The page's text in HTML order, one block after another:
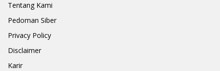
Tentang Kami
Pedoman Siber
Privacy Policy
Disclaimer
Karir